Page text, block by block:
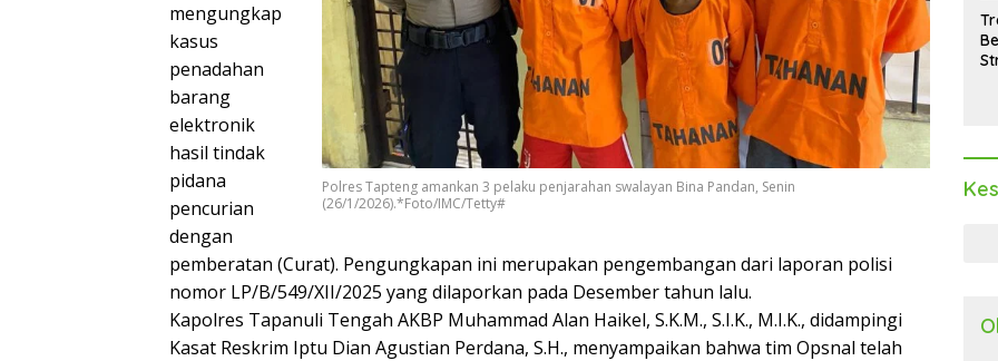
Polres Tapteng amankan 3 pelaku penjarahan swalayan Bina Pandan, Senin
(26/1/2026).*Foto/IMC/Tetty#
mengungkap
kasus
penadahan
barang
elektronik
hasil tindak
pidana
pencurian
dengan
pemberatan (Curat). Pengungkapan ini merupakan pengembangan dari laporan polisi
nomor LP/B/549/XII/2025 yang dilaporkan pada Desember tahun lalu.
Kapolres Tapanuli Tengah AKBP Muhammad Alan Haikel, S.K.M., S.I.K., M.I.K., didampingi
Kasat Reskrim Iptu Dian Agustian Perdana, S.H., menyampaikan bahwa tim Opsnal telah